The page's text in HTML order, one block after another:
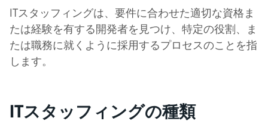
ITスタッフィングは、要件に合わせた適切な資格ま
たは経験を有する開発者を見つけ、特定の役割、ま
たは職務に就くように採用するプロセスのことを指
します。
ITスタッフィングの種類